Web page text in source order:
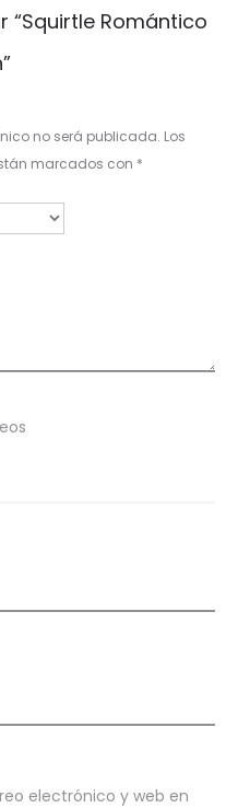
“Squirtle Romántico
no será publicada. Los
marcados con *
electrónico y web en